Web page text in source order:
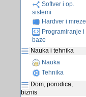
Softver i op.
sistemi
Hardver i mreze
Programiranje i
baze
Nauka i tehnika
Nauka
Tehnika
Dom, porodica,
biznis